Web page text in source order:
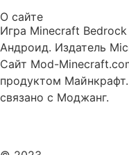
О сайте
Игра Minecraft
Андроид. Издатель
Сайт Mod-
продуктом
связано с Моджанг.